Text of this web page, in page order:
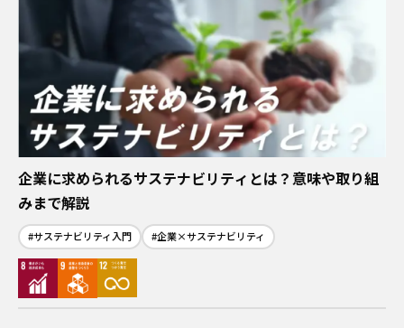
日揮ビジネスサービス株式会社
青森日揮プランテック株式会社
株式会社プラントエンジニアリング盛岡
日揮パラレルテクノロジーズ
日揮みらい投資事業有限責任組合
かもめミライ水産株式会社
株式会社オルガノイドファーム
ブラウンリバース株式会社
JGC Digital株式会社
株式会社RePEaT
株式会社コンクルー
企業に求められるサステナビリティとは？意味や取り組
みまで解説
#サステナビリティ入門 #企業×サステナビリティ